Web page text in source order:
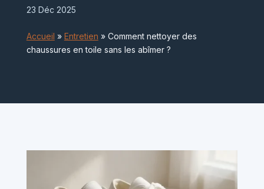
23 Déc 2025
Accueil » Entretien » Comment nettoyer des
chaussures en toile sans les abîmer ?